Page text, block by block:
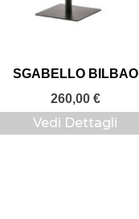
SGABELLO BILBAO
260,00 €
Vedi Dettagli